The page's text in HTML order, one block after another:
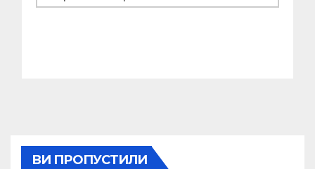
ВИ ПРОПУСТИЛИ